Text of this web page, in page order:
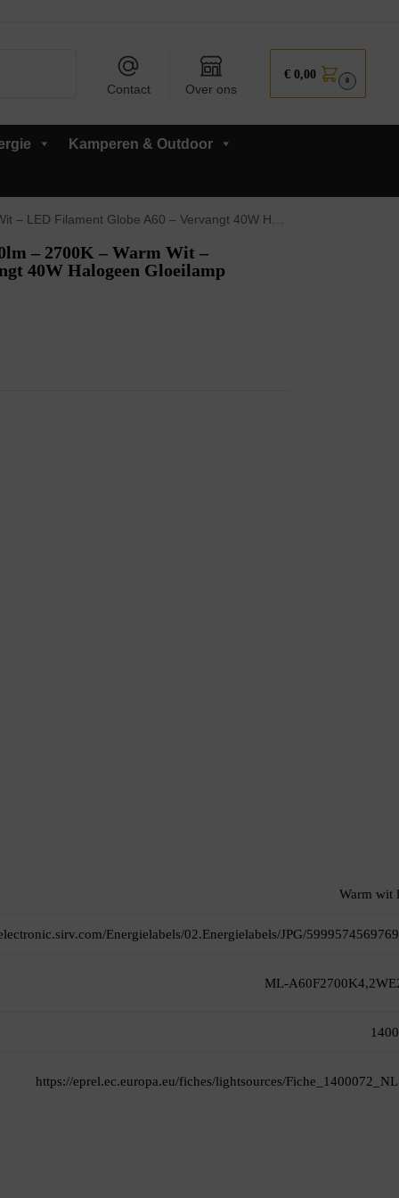
Contact Over ons
€ 0,00 0
Kamperen & Outdoor
Globe A60 – Vervangt 40W Halogeen Gloeilamp – 10 stuks
– 2700K – Warm Wit –
40W Halogeen Gloeilamp
Warm wit
Energielabels/02.Energielabels/JPG/
ML-
https://eprel.ec.europa.eu/fiches/lightsources/